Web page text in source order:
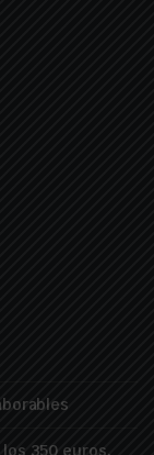
350 euros.